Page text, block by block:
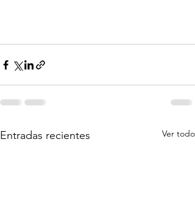
Entradas recientes Ver todo